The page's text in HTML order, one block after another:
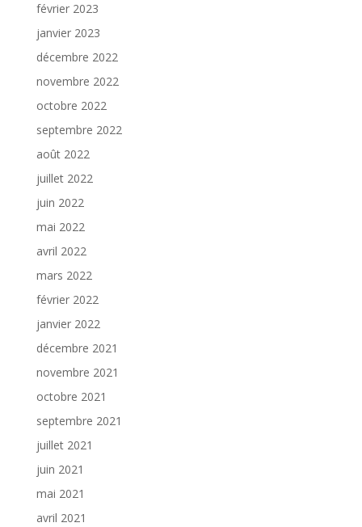
février 2023
janvier 2023
décembre 2022
novembre 2022
octobre 2022
septembre 2022
août 2022
juillet 2022
juin 2022
mai 2022
avril 2022
mars 2022
février 2022
janvier 2022
décembre 2021
novembre 2021
octobre 2021
septembre 2021
juillet 2021
juin 2021
mai 2021
avril 2021